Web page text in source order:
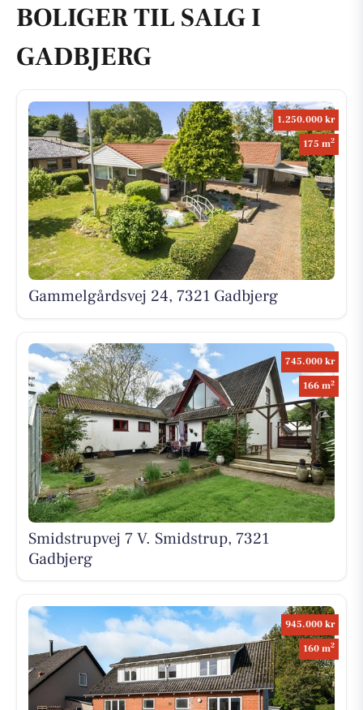
BOLIGER TIL SALG I
GADBJERG
1.250.000 kr
175 m2
Gammelgårdsvej 24, 7321 Gadbjerg
745.000 kr
166 m2
Smidstrupvej 7 V. Smidstrup, 7321
Gadbjerg
945.000 kr
160 m2